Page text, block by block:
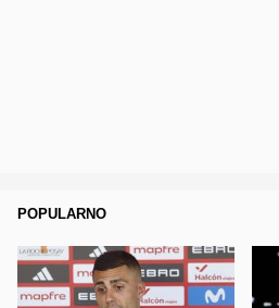
POPULARNO